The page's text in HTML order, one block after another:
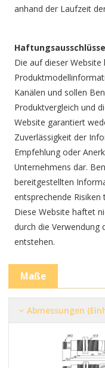
anhand der Laufzeit
Haftungsausschlüsse
Die auf dieser
Kanälen und sollen
Produktvergleich und
Website garantiert
Zuverlässigkeit der
Empfehlung oder
Unternehmens dar.
bereitgestellten
entsprechende
Diese Website haftet
durch die
entstehen.
Maße
Abmessungen